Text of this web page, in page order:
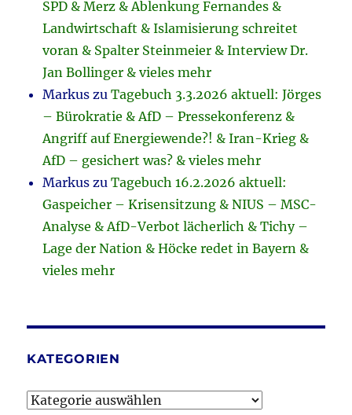
SPD & Merz & Ablenkung Fernandes &
Landwirtschaft & Islamisierung schreitet
voran & Spalter Steinmeier & Interview Dr.
Jan Bollinger & vieles mehr
Markus zuTagebuch 3.3.2026 aktuell: Jörges
– Bürokratie & AfD – Pressekonferenz &
Angriff auf Energiewende?! & Iran-Krieg &
AfD – gesichert was? & vieles mehr
Markus zuTagebuch 16.2.2026 aktuell:
Gaspeicher – Krisensitzung & NIUS – MSC-
Analyse & AfD-Verbot lächerlich & Tichy –
Lage der Nation & Höcke redet in Bayern &
vieles mehr
KATEGORIEN
Kategorien